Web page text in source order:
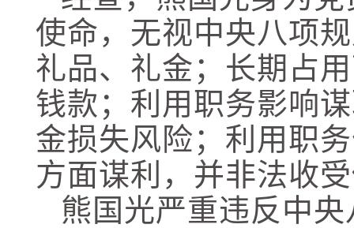
使命，无视中央八项
礼品、礼金；长期占
钱款；利用职务影响
金损失风险；利用职
方面谋利，并非法收
熊国光严重违反中